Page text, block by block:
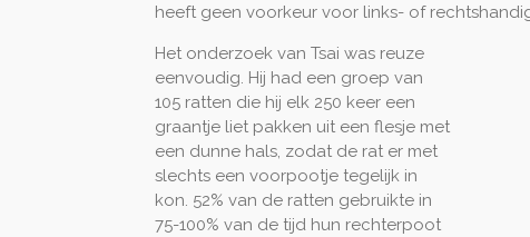
heeft geen voorkeur voor links- of
Het onderzoek van Tsai was reuze
eenvoudig. Hij had een groep van
105 ratten die hij elk 250 keer een
graantje liet pakken uit een flesje met
een dunne hals, zodat de rat er met
slechts een voorpootje tegelijk in
kon. 52% van de ratten gebruikte in
75-100% van de tijd hun rechterpoot